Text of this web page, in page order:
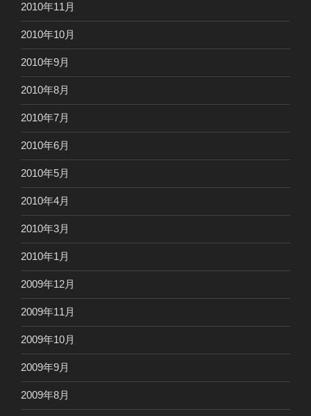
2010年11月
2010年10月
2010年9月
2010年8月
2010年7月
2010年6月
2010年5月
2010年4月
2010年3月
2010年1月
2009年12月
2009年11月
2009年10月
2009年9月
2009年8月